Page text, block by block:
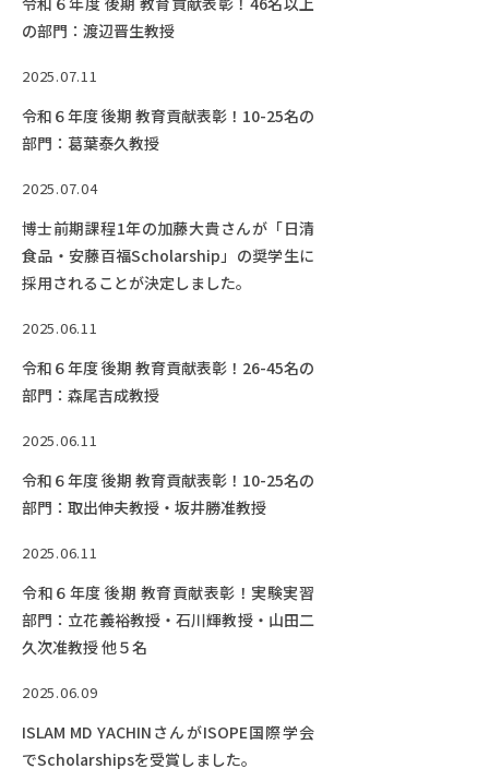
の部門：渡辺晋生教授
2025.07.11
令和６年度 後期 教育貢献表彰！10-25名の
部門：葛葉泰久教授
2025.07.04
博士前期課程1年の加藤大貴さんが「日清
食品・安藤百福Scholarship」の奨学生に
採用されることが決定しました。
2025.06.11
令和６年度 後期 教育貢献表彰！26-45名の
部門：森尾吉成教授
2025.06.11
令和６年度 後期 教育貢献表彰！10-25名の
部門：取出伸夫教授・坂井勝准教授
2025.06.11
令和６年度 後期 教育貢献表彰！実験実習
部門：立花義裕教授・石川輝教授・山田二
久次准教授 他５名
2025.06.09
ISLAM MD YACHINさんがISOPE国際学会
でScholarshipsを受賞しました。